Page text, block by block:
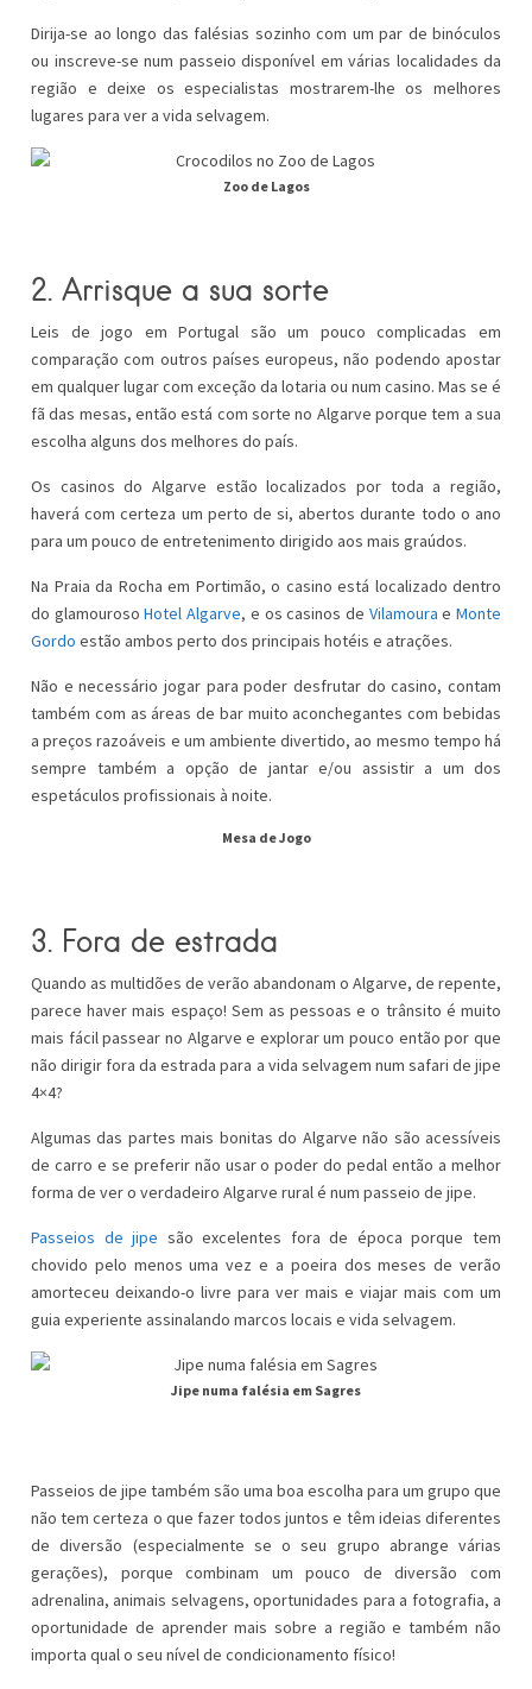
Dirija-se ao longo das falésias sozinho com um par de binóculos
ou inscreve-se num passeio disponível em várias localidades da
região e deixe os especialistas mostrarem-lhe os melhores
lugares para ver a vida selvagem.
Zoo de Lagos
2. Arrisque a sua sorte
Leis de jogo em Portugal são um pouco complicadas em
comparação com outros países europeus, não podendo apostar
em qualquer lugar com exceção da lotaria ou num casino. Mas se é
fã das mesas, então está com sorte no Algarve porque tem a sua
escolha alguns dos melhores do país.
Os casinos do Algarve estão localizados por toda a região,
haverá com certeza um perto de si, abertos durante todo o ano
para um pouco de entretenimento dirigido aos mais graúdos.
Na Praia da Rocha em Portimão, o casino está localizado dentro
do glamourosoHotel Algarve, e os casinos de Vilamoura eMonte
Gordo estão ambos perto dos principais hotéis e atrações.
Não e necessário jogar para poder desfrutar do casino, contam
também com as áreas de bar muito aconchegantes com bebidas
a preços razoáveis e um ambiente divertido, ao mesmo tempo há
sempre também a opção de jantar e/ou assistir a um dos
espetáculos profissionais à noite.
Mesa de Jogo
3. Fora de estrada
Quando as multidões de verão abandonam o Algarve, de repente,
parece haver mais espaço! Sem as pessoas e o trânsito é muito
mais fácil passear no Algarve e explorar um pouco então por que
não dirigir fora da estrada para a vida selvagem num safari de jipe
4×4?
Algumas das partes mais bonitas do Algarve não são acessíveis
de carro e se preferir não usar o poder do pedal então a melhor
forma de ver o verdadeiro Algarve rural é num passeio de jipe.
Passeios de jipe são excelentes fora de época porque tem
chovido pelo menos uma vez e a poeira dos meses de verão
amorteceu deixando-o livre para ver mais e viajar mais com um
guia experiente assinalando marcos locais e vida selvagem.
Jipe numa falésia em Sagres
Passeios de jipe também são uma boa escolha para um grupo que
não tem certeza o que fazer todos juntos e têm ideias diferentes
de diversão (especialmente se o seu grupo abrange várias
gerações), porque combinam um pouco de diversão com
adrenalina, animais selvagens, oportunidades para a fotografia, a
oportunidade de aprender mais sobre a região e também não
importa qual o seu nível de condicionamento físico!